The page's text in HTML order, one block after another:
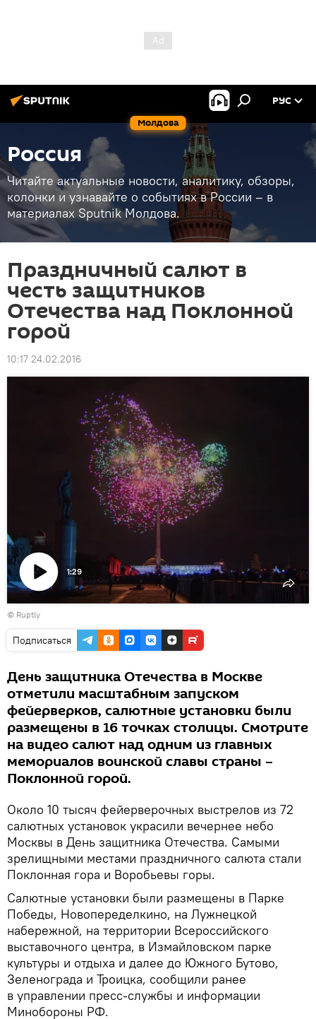
Молдова
РУС
Россия
Читайте актуальные новости, аналитику, обзоры,
колонки и узнавайте о событиях в России – в
материалах Sputnik Молдова.
Праздничный салют в
честь защитников
Отечества над Поклонной
горой
10:17 24.02.2016
Воспроизвести
видео
1:29
© Ruptly
Подписаться
День защитника Отечества в Москве
отметили масштабным запуском
фейерверков, салютные установки были
размещены в 16 точках столицы. Смотрите
на видео салют над одним из главных
мемориалов воинской славы страны –
Поклонной горой.
Около 10 тысяч фейерверочных выстрелов из 72
салютных установок украсили вечернее небо
Москвы в День защитника Отечества. Самыми
зрелищными местами праздничного салюта стали
Поклонная гора и Воробьевы горы.
Салютные установки были размещены в Парке
Победы, Новопеределкино, на Лужнецкой
набережной, на территории Всероссийского
выставочного центра, в Измайловском парке
культуры и отдыха и далее до Южного Бутово,
Зеленограда и Троицка, сообщили ранее
в управлении пресс-службы и информации
Минобороны РФ.